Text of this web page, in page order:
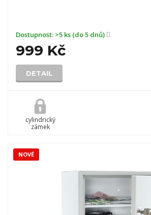
Dostupnost: >5 ks (do 5 dnů)
999 Kč
DETAIL
cylindrický
zámek
NOVÉ